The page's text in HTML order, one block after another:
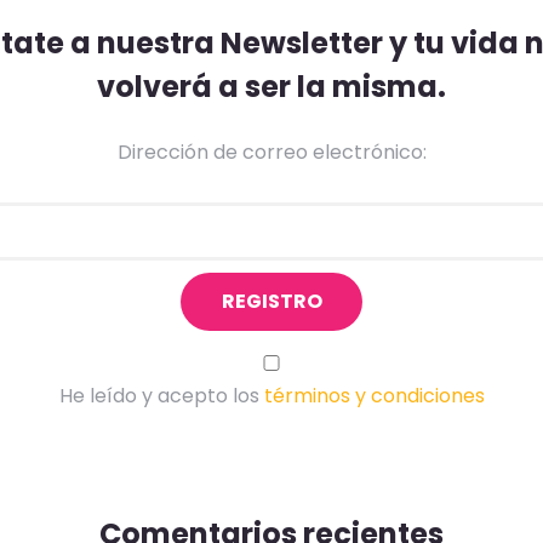
a nuestra Newsletter y tu vida
volverá a ser la misma.
Dirección de correo electrónico:
He leído y acepto los términos y condiciones
Comentarios recientes